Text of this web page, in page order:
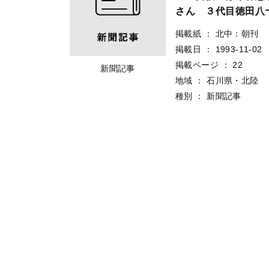
新聞記事
さん ３代目徳田八
掲載紙 ：
北中：朝刊
掲載日
：
1993-11-02
掲載ページ
：
22
地域
：
石川県・北陸
種別
： 新聞記事